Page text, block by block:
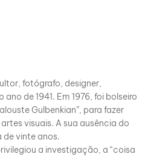
fotógrafo, designer,
de 1941. Em 1976, foi bolseiro
Gulbenkian”, para fazer
visuais. A sua ausência do
vinte anos.
a investigação, a “coisa